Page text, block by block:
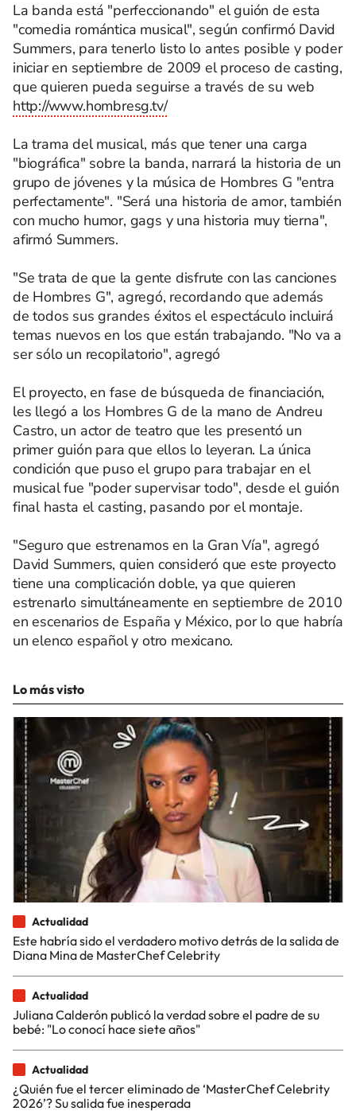
La banda está "perfeccionando" el guión de esta
"comedia romántica musical", según confirmó David
Summers, para tenerlo listo lo antes posible y poder
iniciar en septiembre de 2009 el proceso de casting,
que quieren pueda seguirse a través de su web
http://www.hombresg.tv/
La trama del musical, más que tener una carga
"biográfica" sobre la banda, narrará la historia de un
grupo de jóvenes y la música de Hombres G "entra
perfectamente". "Será una historia de amor, también
con mucho humor, gags y una historia muy tierna",
afirmó Summers.
"Se trata de que la gente disfrute con las canciones
de Hombres G", agregó, recordando que además
de todos sus grandes éxitos el espectáculo incluirá
temas nuevos en los que están trabajando. "No va a
ser sólo un recopilatorio", agregó
El proyecto, en fase de búsqueda de financiación,
les llegó a los Hombres G de la mano de Andreu
Castro, un actor de teatro que les presentó un
primer guión para que ellos lo leyeran. La única
condición que puso el grupo para trabajar en el
musical fue "poder supervisar todo", desde el guión
final hasta el casting, pasando por el montaje.
"Seguro que estrenamos en la Gran Vía", agregó
David Summers, quien consideró que este proyecto
tiene una complicación doble, ya que quieren
estrenarlo simultáneamente en septiembre de 2010
en escenarios de España y México, por lo que habría
un elenco español y otro mexicano.
Lo más visto
Actualidad
Este habría sido el verdadero motivo detrás de la salida de
Diana Mina de MasterChef Celebrity
Actualidad
Juliana Calderón publicó la verdad sobre el padre de su
bebé: "Lo conocí hace siete años"
Actualidad
¿Quién fue el tercer eliminado de ‘MasterChef Celebrity
2026’? Su salida fue inesperada